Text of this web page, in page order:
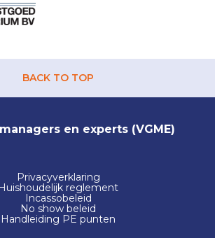
BACK TO TOP
en experts (VGME)
Privacyverklaring
Huishoudelijk reglement
Incassobeleid
No show beleid
Handleiding PE punten